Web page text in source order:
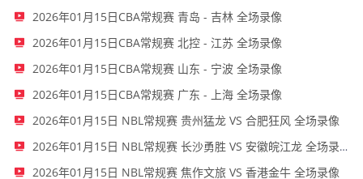
2026年01月15日CBA常规赛 青岛 - 吉林 全场录像
2026年01月15日CBA常规赛 北控 - 江苏 全场录像
2026年01月15日CBA常规赛 山东 - 宁波 全场录像
2026年01月15日CBA常规赛 广东 - 上海 全场录像
2026年01月15日 NBL常规赛 贵州猛龙 VS 合肥狂风 全场录像
2026年01月15日 NBL常规赛 长沙勇胜 VS 安徽皖江龙 全场录像
2026年01月15日 NBL常规赛 焦作文旅 VS 香港金牛 全场录像